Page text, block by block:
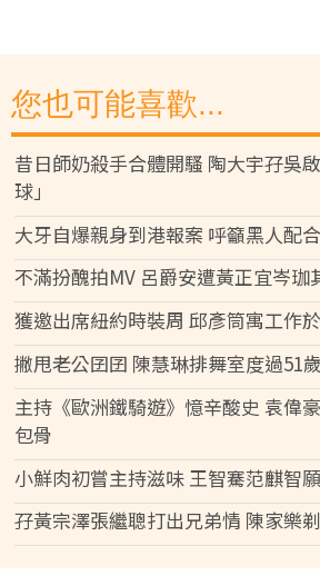
您也可能喜歡...
昔日師奶殺手合體開騷 陶大宇孖吳
球」
大牙自爆親身到港報案 呼籲黑人配
不滿扮醜拍MV 呂爵安遭黃正宜岑珈
獲邀出席紐約時裝周 邱彥筒寓工作
撇甩老公囝囝 陳慧琳排舞室度過51
主持《歐洲鐵騎遊》憶辛酸史 袁偉
包骨
小鮮肉初嘗主持滋味 王智騫范麒智
孖黃宗澤張繼聰打出兄弟情 陳家樂